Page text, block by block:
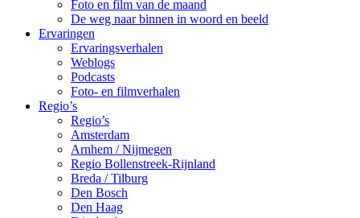
Foto en film van de maand
De weg naar binnen in woord en beeld
Ervaringen
Ervaringsverhalen
Weblogs
Podcasts
Foto- en filmverhalen
Regio’s
Regio’s
Amsterdam
Arnhem / Nijmegen
Regio Bollenstreek-Rijnland
Breda / Tilburg
Den Bosch
Den Haag